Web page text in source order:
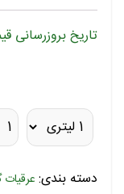
تاریخ بروزرسانی قیمت:
دسته بندی: